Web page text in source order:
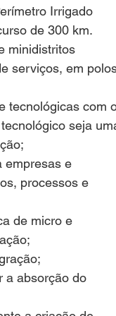
Irrigado
de 300 km.
minidistritos
serviços, em
tecnológicas com
seja
empresas e
processos e
de micro e
a absorção do